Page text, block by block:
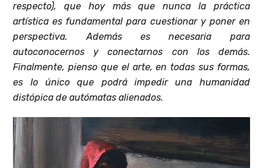
respecto), que hoy más que nunca la práctica
artística es fundamental para cuestionar y poner en
perspectiva. Además es necesaria para
autoconocernos y conectarnos con los demás.
Finalmente, pienso que el arte, en todas sus formas,
es lo único que podrá impedir una humanidad
distópica de autómatas alienados.